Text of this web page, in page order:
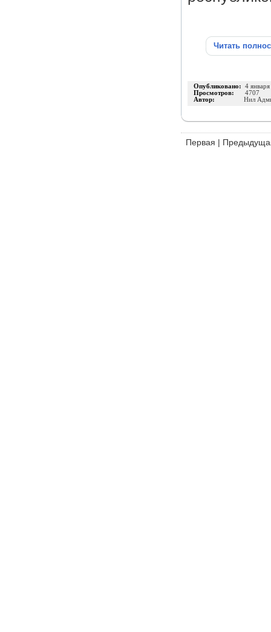
Читать
Опубликовано: 4
Просмотров: 4707
Автор: Нил
Первая |